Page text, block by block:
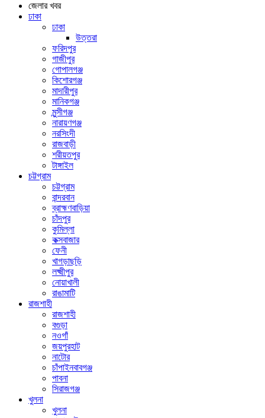
জেলার খবর
ঢাকা
ঢাকা
উত্তরা
ফরিদপুর
গাজীপুর
গোপালগঞ্জ
কিশোরগঞ্জ
মাদারীপুর
মানিকগঞ্জ
মুন্সীগঞ্জ
নারায়ণগঞ্জ
নরসিংদী
রাজবাড়ী
শরীয়তপুর
টাঙ্গাইল
চট্টগ্রাম
চট্টগ্রাম
বান্দরবান
ব্রাহ্মণবাড়িয়া
চাঁদপুর
কুমিল্লা
কক্সবাজার
ফেনী
খাগড়াছড়ি
লক্ষ্মীপুর
নোয়াখালী
রাঙামাটি
রাজশাহী
রাজশাহী
বগুড়া
নওগাঁ
জয়পুরহাট
নাটোর
চাঁপাইনবাবগঞ্জ
পাবনা
সিরাজগঞ্জ
খুলনা
খুলনা